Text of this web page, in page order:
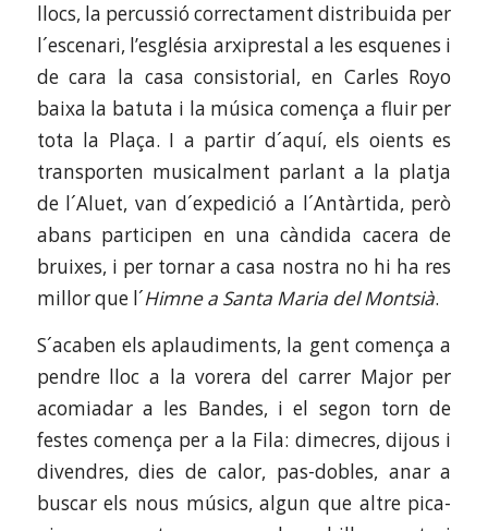
llocs, la percussió correctament distribuida per
l´escenari, l’església arxiprestal a les esquenes i
de cara la casa consistorial, en Carles Royo
baixa la batuta i la música comença a fluir per
tota la Plaça. I a partir d´aquí, els oients es
transporten musicalment parlant a la platja
de l´Aluet, van d´expedició a l´Antàrtida, però
abans participen en una càndida cacera de
bruixes, i per tornar a casa nostra no hi ha res
millor que l´Himne a Santa Maria del Montsià.
S´acaben els aplaudiments, la gent comença a
pendre lloc a la vorera del carrer Major per
acomiadar a les Bandes, i el segon torn de
festes comença per a la Fila: dimecres, dijous i
divendres, dies de calor, pas-dobles, anar a
buscar els nous músics, algun que altre pica-